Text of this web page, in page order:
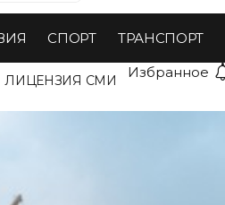
СПОРТ ТРАНСПОРТ
ЛИЦЕНЗИЯ СМИ Избранное